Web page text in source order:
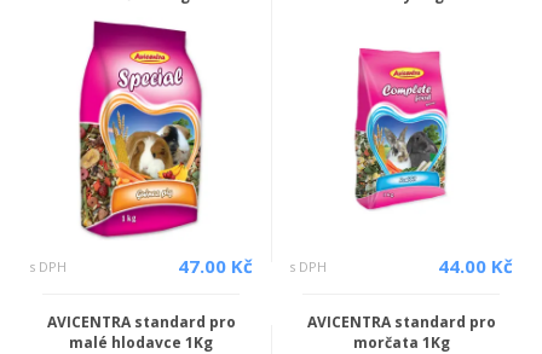
s DPH 47.00 Kč s DPH 44.00 Kč
AVICENTRA standard pro
malé hlodavce 1Kg
AVICENTRA standard pro
morčata 1Kg